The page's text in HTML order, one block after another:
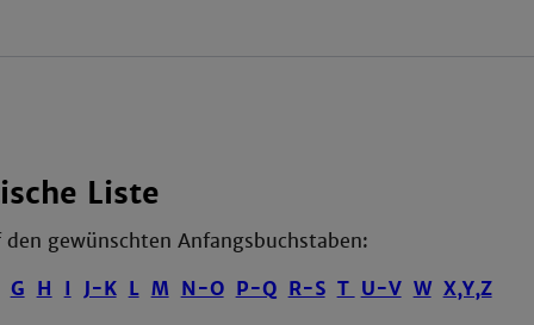
Liste
den gewünschten Anfangsbuchstaben:
G H I J-K L M N-O P-Q R-S T U-V W X,Y,Z